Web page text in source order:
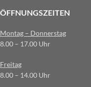
ÖFFNUNGSZEITEN
Montag – Donnerstag
8.00 – 17.00 Uhr
Freitag
8.00 – 14.00 Uhr